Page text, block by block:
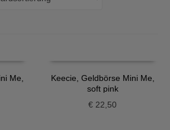
Me,
Keecie, Geldbörse Mini Me,
soft pink
€ 22,50